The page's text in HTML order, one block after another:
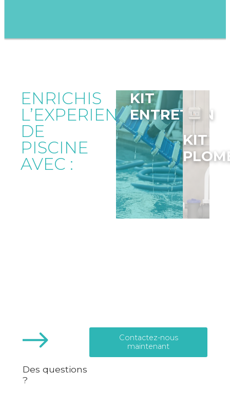
ENRICHIS
L’EXPERIENCE
DE
PISCINE
AVEC :
KIT
ENTRETIEN
KIT
Des questions
?
Contactez-nous
maintenant